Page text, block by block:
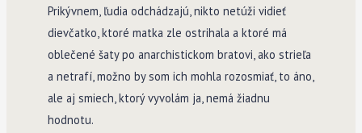
Prikývnem, ľudia odchádzajú, nikto netúži vidieť
dievčatko, ktoré matka zle ostrihala a ktoré má
oblečené šaty po anarchistickom bratovi, ako strieľa
a netrafí, možno by som ich mohla rozosmiať, to áno,
ale aj smiech, ktorý vyvolám ja, nemá žiadnu
hodnotu.